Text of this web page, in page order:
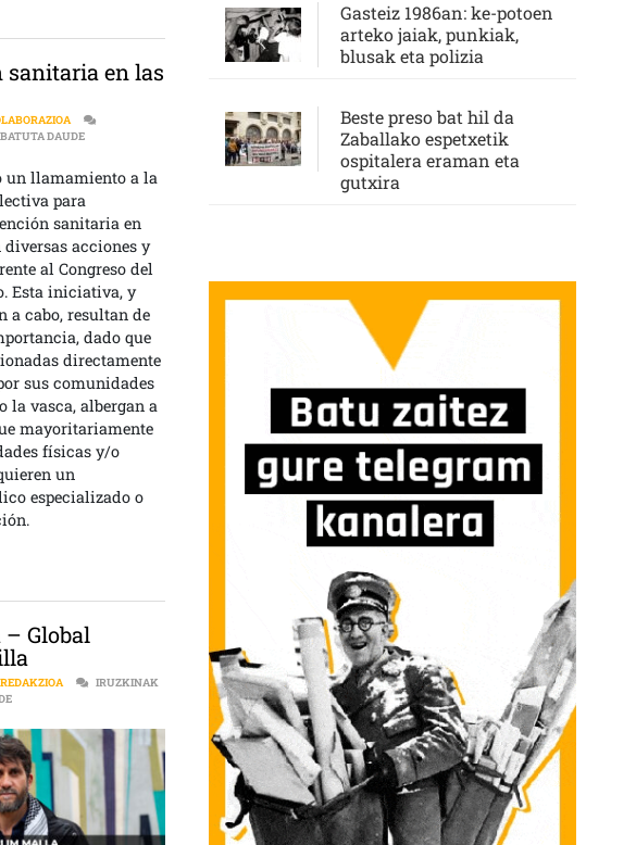
SARRERAN
sanitaria en las
DAUDE
DESATENCIÓN SANITARIA EN LAS CÁRCELES SARRERAN
un llamamiento a la
para
sanitaria en
diversas acciones y
al Congreso del
Esta iniciativa, y
a cabo, resultan de
dado que
directamente
sus comunidades
la vasca, albergan a
mayoritariamente
físicas y/o
un
especializado o
Global
IRUZKINAK
SALIM MALLA – GLOBAL SUMUD FLOTILLA SARRERAN
Gasteiz 1986an: ke-potoen
arteko jaiak, punkiak,
blusak eta polizia
Beste preso bat hil da
Zaballako espetxetik
ospitalera eraman eta
gutxira